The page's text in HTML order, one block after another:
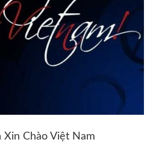
Xin Chào Việt Nam